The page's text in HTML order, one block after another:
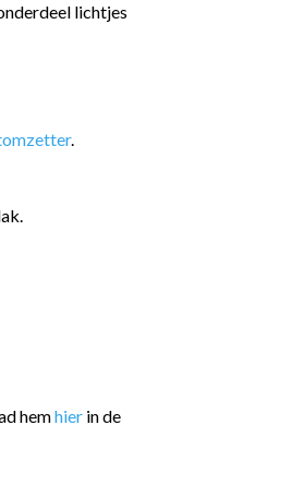
lichtjes
.
hemhier in de